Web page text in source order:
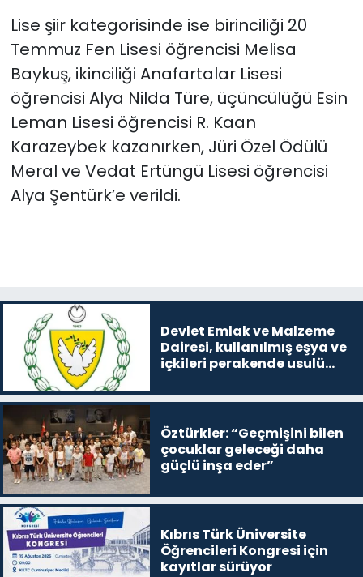
Lise şiir kategorisinde ise birinciliği 20
Temmuz Fen Lisesi öğrencisi Melisa
Baykuş, ikinciliği Anafartalar Lisesi
öğrencisi Alya Nilda Türe, üçüncülüğü Esin
Leman Lisesi öğrencisi R. Kaan
Karazeybek kazanırken, Jüri Özel Ödülü
Meral ve Vedat Ertüngü Lisesi öğrencisi
Alya Şentürk’e verildi.
Devlet Emlak ve Malzeme
Dairesi, kullanılmış eşya ve
içkileri perakende usulü
Öztürkler: “Geçmişini bilen
çocuklar geleceği daha
güçlü inşa eder”
Kıbrıs Türk Üniversite
Öğrencileri Kongresi için
kayıtlar sürüyor